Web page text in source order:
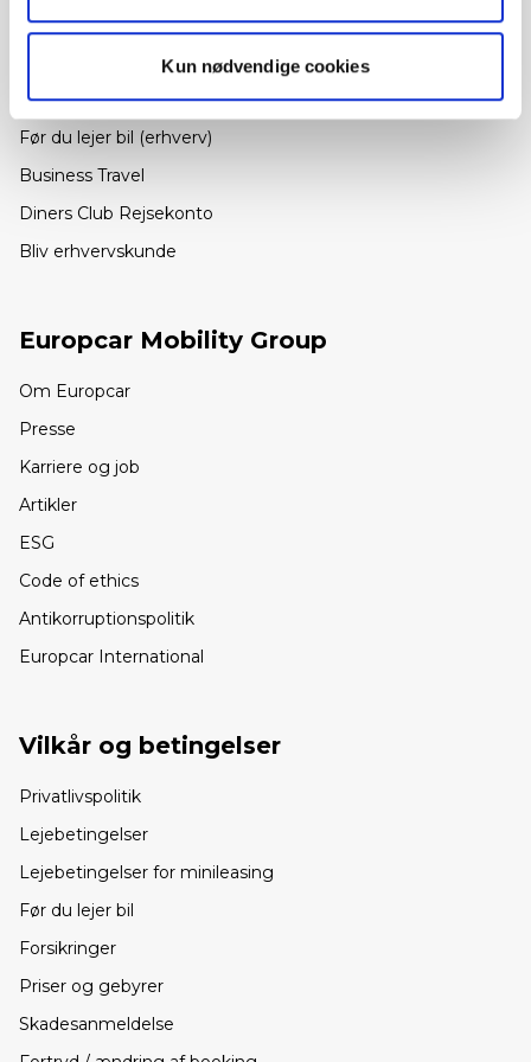
Kun nødvendige cookies
Minileasing til erhverv
Vans and Trucks
Før du lejer bil (erhverv)
Business Travel
Diners Club Rejsekonto
Bliv erhvervskunde
Europcar Mobility Group
Om Europcar
Presse
Karriere og job
Artikler
ESG
Code of ethics
Antikorruptionspolitik
Europcar International
Vilkår og betingelser
Privatlivspolitik
Lejebetingelser
Lejebetingelser for minileasing
Før du lejer bil
Forsikringer
Priser og gebyrer
Skadesanmeldelse